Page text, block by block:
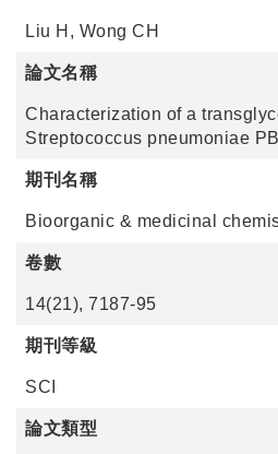
Liu H, Wong CH
論文名稱
Characterization of a
Streptococcus pneumoniae
期刊名稱
Bioorganic & medicinal
卷數
14(21), 7187-95
期刊等級
SCI
論文類型